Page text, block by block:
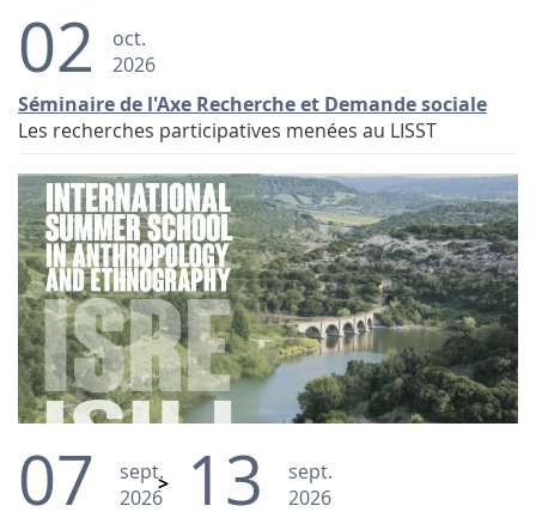
02
oct.
2026
Séminaire de l'Axe Recherche et Demande sociale
Les recherches participatives menées au LISST
07
sept.
2026
13
sept.
2026